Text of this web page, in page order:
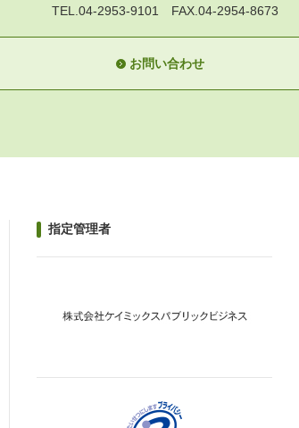
TEL.04-2953-9101 FAX.04-2954-8673
お問い合わせ
指定管理者